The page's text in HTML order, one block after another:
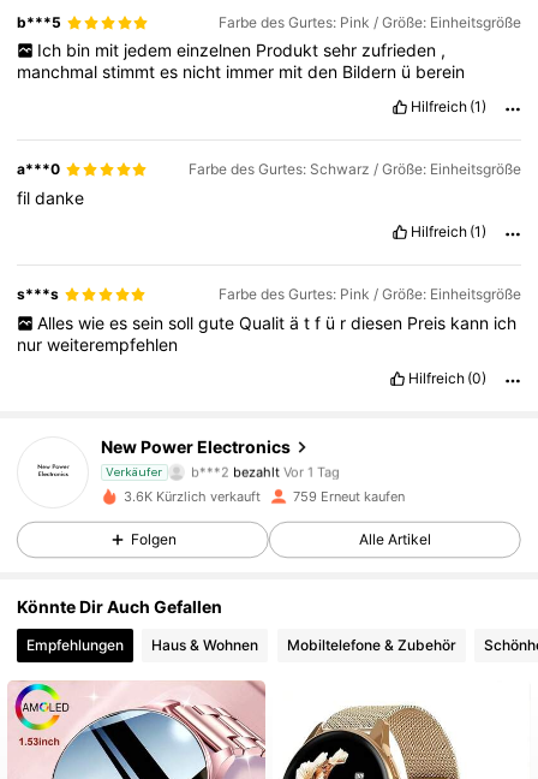
b***5 Farbe des Gurtes: Pink / Größe: Einheitsgröße
Ich bin mit jedem einzelnen Produkt sehr zufrieden ,
manchmalstimmtes nicht immer mitden Bildern ü berein
Hilfreich (1)
a***0 Farbe des Gurtes: Schwarz / Größe: Einheitsgröße
fildanke
Hilfreich (1)
s***s Farbe des Gurtes: Pink / Größe: Einheitsgröße
Alles wie es sein soll gute Qualit ä t f ü r diesen Preis kann ich
nurweiterempfehlen
Hilfreich (0)
New Power Electronics
Verkäufer
4,82
2K Follower
b***2 bezahlt Vor 1 Tag
2K Follower
4,82
2K Follower
4,82 2K Follower
3.6K Kürzlich verkauft 759 Erneut kaufen
Folgen Alle Artikel
Könnte Dir Auch Gefallen
Empfehlungen Haus & Wohnen Mobiltelefone & Zubehör